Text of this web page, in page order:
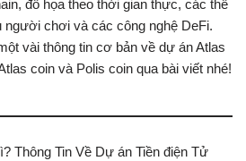
đồ họa theo thời gian thực, các thể
người chơi và các công nghệ DeFi.
vài thông tin cơ bản về dự án Atlas
coin và Polis coin qua bài viết nhé!
Thông Tin Về Dự án Tiền điện Tử